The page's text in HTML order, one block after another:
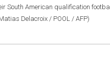
South American qualification football
Delacroix / POOL / AFP)